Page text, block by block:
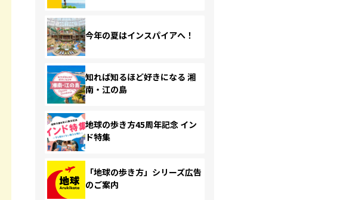
今年の夏はインスパイアへ！
知れば知るほど好きになる 湘
南・江の島
地球の歩き方45周年記念 イン
ド特集
「地球の歩き方」シリーズ広告
のご案内